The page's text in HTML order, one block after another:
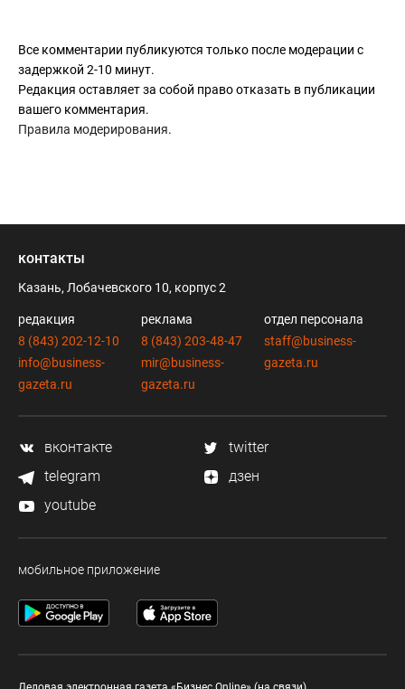
Все комментарии публикуются только после модерации с
задержкой 2-10 минут.
Редакция оставляет за собой право отказать в публикации
вашего комментария.
Правила модерирования.
контакты
Казань, Лобачевского 10, корпус 2
редакция
8 (843) 202-12-10
info@business-
gazeta.ru
реклама
8 (843) 203-48-47
mir@business-
gazeta.ru
отдел персонала
staff@business-
gazeta.ru
вконтакте
twitter
telegram
дзен
youtube
мобильное приложение